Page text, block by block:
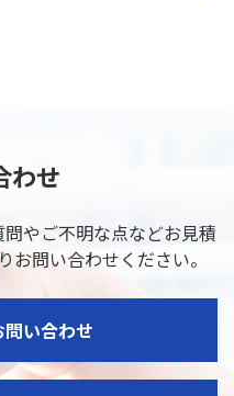
わせ
やご不明な点などお見積
お問い合わせください。
い合わせ